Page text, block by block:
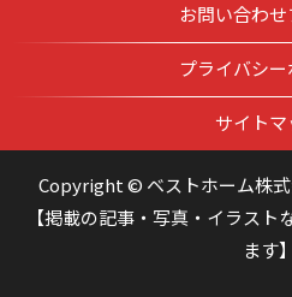
お問い合わ
プライバシ
サイト
Copyright © ベストホーム株
【掲載の記事・写真・イラス
ます】